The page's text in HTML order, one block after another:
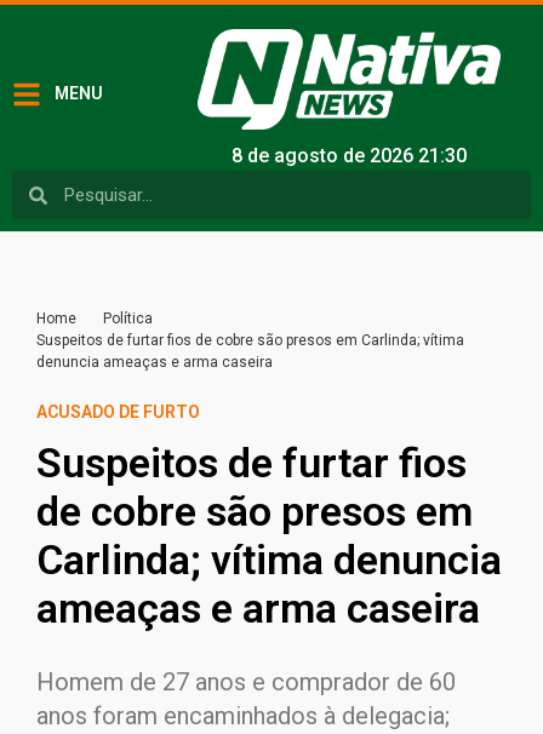
MENU
8 de agosto de 2026 21:30
Home
Política
Suspeitos de furtar fios de cobre são presos em Carlinda; vítima
denuncia ameaças e arma caseira
ACUSADO DE FURTO
Suspeitos de furtar fios
de cobre são presos em
Carlinda; vítima denuncia
ameaças e arma caseira
Homem de 27 anos e comprador de 60
anos foram encaminhados à delegacia;